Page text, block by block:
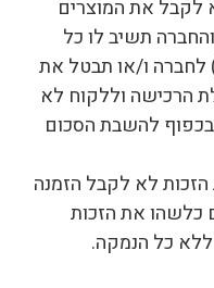
את המוצרים
תשיב לו כל
ו/או תבטל את
הרכישה וללקוח לא
להשבת הסכום
לא לקבל הזמנה
כלשהו את הזכות
כל הנמקה.